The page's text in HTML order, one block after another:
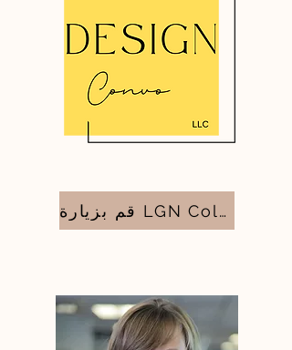
قم بزيارة LGN Collaborations